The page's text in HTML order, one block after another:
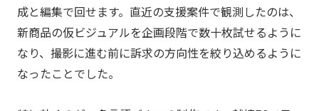
成と編集で回せます。直近の支援案件で観測したのは、
新商品の仮ビジュアルを企画段階で数十枚試せるように
なり、撮影に進む前に訴求の方向性を絞り込めるように
なったことでした。